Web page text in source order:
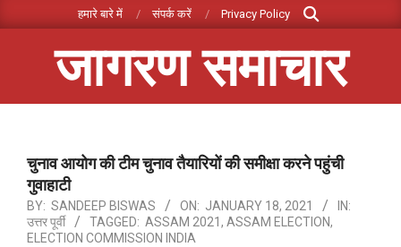
to
हमारे बारे में संपर्क करें Privacy Policy
Search
जागरण समाचार
Menuचुनाव आयोग की टीम चुनाव तैयारियों की समीक्षा करने पहुंची
गुवाहाटी
BY: SANDEEP BISWAS ON: JANUARY 18, 2021
IN:
उत्तर पूर्वी
TAGGED: ASSAM 2021 , ASSAM ELECTION,
ELECTION COMMISSION INDIA